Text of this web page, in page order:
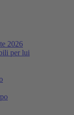
2026
per lui